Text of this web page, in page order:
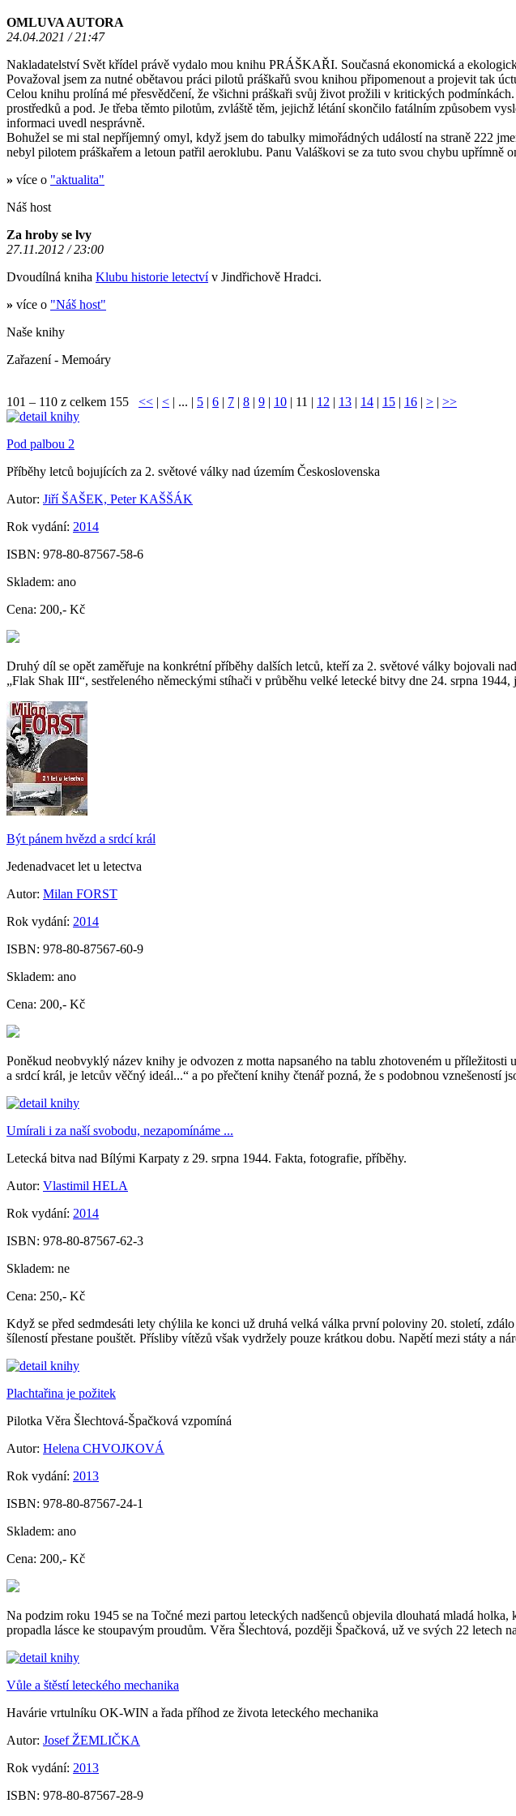
OMLUVA AUTORA
24.04.2021 / 21:47
Nakladatelství Svět křídel právě vydalo mou knihu PRÁŠKAŘI. Současná ekonomická a
Považoval jsem za nutné obětavou práci pilotů práškařů svou knihou připomenout a projevit tak
Celou knihu prolíná mé přesvědčení, že všichni práškaři svůj život prožili v kritických
prostředků a pod. Je třeba těmto pilotům, zvláště těm, jejichž létání skončilo fatálním způsobem
informaci uvedl nesprávně.
Bohužel se mi stal nepříjemný omyl, když jsem do tabulky mimořádných událostí na straně 222
nebyl pilotem práškařem a letoun patřil aeroklubu. Panu Valáškovi se za tuto svou chybu upřímně
» více o "aktualita"
Náš host
Za hroby se lvy
27.11.2012 / 23:00
Dvoudílná kniha Klubu historie letectvív Jindřichově Hradci.
» více o "Náš host"
Naše knihy
Zařazení - Memoáry
101 – 110 z celkem 155 << | < | ... | 5 | 6 | 7 | 8 | 9 | 10 | 11 | 12 | 13 | 14 | 15 | 16 | > | >>
Pod palbou 2
Příběhy letců bojujících za 2. světové války nad územím Československa
Autor: Jiří ŠAŠEK, Peter KAŠŠÁK
Rok vydání: 2014
ISBN: 978-80-87567-58-6
Skladem: ano
Cena: 200,- Kč
Druhý díl se opět zaměřuje na konkrétní příběhy dalších letců, kteří za 2. světové války bojovali
„Flak Shak III“, sestřeleného německými stíhači v průběhu velké letecké bitvy dne 24. srpna
Být pánem hvězd a srdcí král
Jedenadvacet let u letectva
Autor: Milan FORST
Rok vydání: 2014
ISBN: 978-80-87567-60-9
Skladem: ano
Cena: 200,- Kč
Poněkud neobvyklý název knihy je odvozen z motta napsaného na tablu zhotoveném u
a srdcí král, je letcův věčný ideál...“ a po přečtení knihy čtenář pozná, že s podobnou vznešeností
Umírali i za naší svobodu, nezapomínáme ...
Letecká bitva nad Bílými Karpaty z 29. srpna 1944. Fakta, fotografie, příběhy.
Autor: Vlastimil HELA
Rok vydání: 2014
ISBN: 978-80-87567-62-3
Skladem: ne
Cena: 250,- Kč
Když se před sedmdesáti lety chýlila ke konci už druhá velká válka první poloviny 20. století,
šíleností přestane pouštět. Přísliby vítězů však vydržely pouze krátkou dobu. Napětí mezi státy a
Plachtařina je požitek
Pilotka Věra Šlechtová-Špačková vzpomíná
Autor: Helena CHVOJKOVÁ
Rok vydání: 2013
ISBN: 978-80-87567-24-1
Skladem: ano
Cena: 200,- Kč
Na podzim roku 1945 se na Točné mezi partou leteckých nadšenců objevila dlouhatá mladá
propadla lásce ke stoupavým proudům. Věra Šlechtová, později Špačková, už ve svých 22 letech
Vůle a štěstí leteckého mechanika
Havárie vrtulníku OK-WIN a řada příhod ze života leteckého mechanika
Autor: Josef ŽEMLIČKA
Rok vydání: 2013
ISBN: 978-80-87567-28-9